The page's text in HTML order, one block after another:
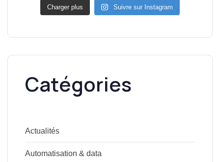
Charger plus Suivre sur Instagram
Catégories
Actualités
Automatisation & data